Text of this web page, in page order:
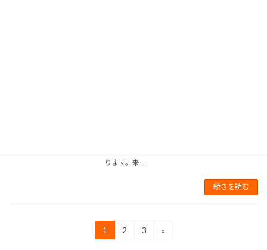
ります。来...
続きを読む
固
定
1
固
2
固
3 »